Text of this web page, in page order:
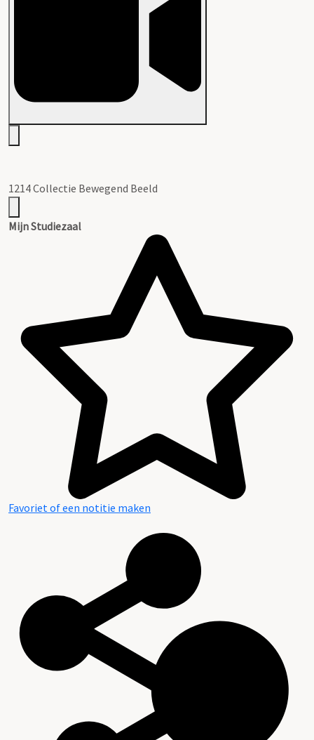
1214 Collectie Bewegend Beeld
Mijn Studiezaal
Favoriet of een notitie maken